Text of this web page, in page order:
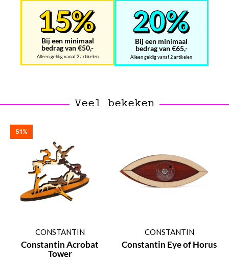
Bij een minimaal
bedrag van €50,-
Alleen geldig vanaf 2 artikelen
Bij een minimaal
bedrag van €65,-
Alleen geldig vanaf 2 artikelen
Veel bekeken
51%
CONSTANTIN
Constantin Acrobat
Tower
CONSTANTIN
Constantin Eye of Horus